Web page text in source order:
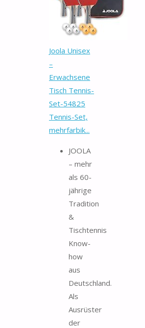
Joola Unisex
–
Erwachsene
Tisch Tennis-
Set-54825
Tennis-Set,
mehrfarbik...
JOOLA
– mehr
als 60-
jährige
Tradition
&
Tischtennis
Know-
how
aus
Deutschland.
Als
Ausrüster
der